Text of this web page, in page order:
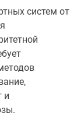
систем от
и